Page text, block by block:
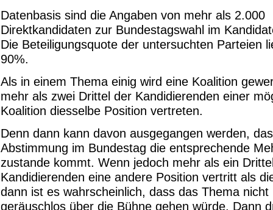
Datenbasis sind die Angaben von mehr als 2.000
Direktkandidaten zur Bundestagswahl im
Die Beteiligungsquote der untersuchten Parteien
90%.
Als in einem Thema einig wird eine Koalition
mehr als zwei Drittel der Kandidierenden einer
Koalition diesselbe Position vertreten.
Denn dann kann davon ausgegangen werden,
Abstimmung im Bundestag die entsprechende
zustande kommt. Wenn jedoch mehr als ein
Kandidierenden eine andere Position vertritt als
dann ist es wahrscheinlich, dass das Thema nicht
geräuschlos über die Bühne gehen würde. Dann